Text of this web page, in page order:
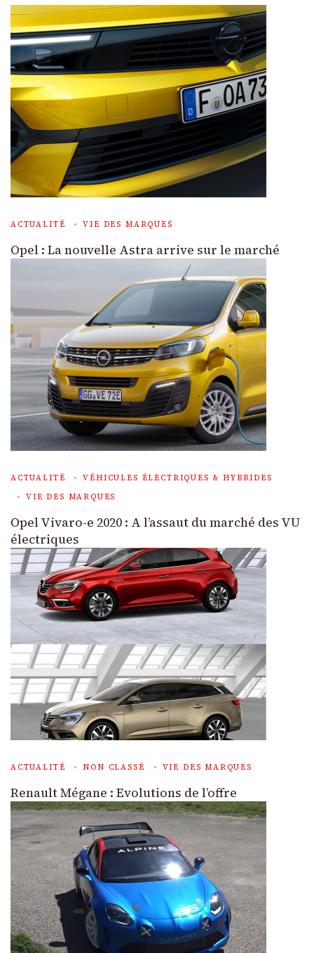
ACTUALITÉ VIE DES MARQUES
Opel : La nouvelle Astra arrive sur le marché
ACTUALITÉ
VÉHICULES ÉLECTRIQUES & HYBRIDES
VIE DES MARQUES
Opel Vivaro-e 2020 : A l’assaut du marché des VU
électriques
ACTUALITÉ NON CLASSÉ VIE DES MARQUES
Renault Mégane : Evolutions de l’offre